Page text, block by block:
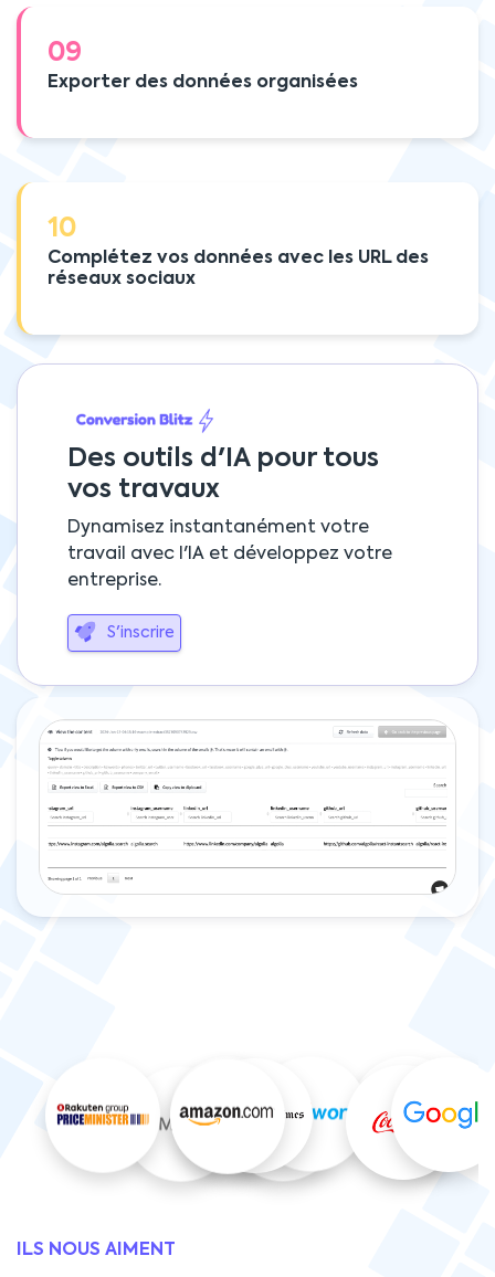
09
Exporter des données organisées
10
Complétez vos données avec les URL des
réseaux sociaux
Des outils d'IA pour tous
vos travaux
Dynamisez instantanément votre
travail avec l'IA et développez votre
entreprise.
S'inscrire
ILS NOUS AIMENT